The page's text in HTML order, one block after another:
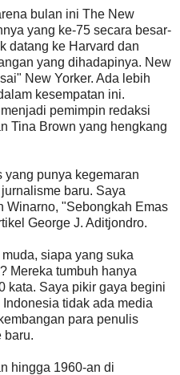
bulan ini The New
yang ke-75 secara besar-
datang ke Harvard dan
yang dihadapinya. New
New Yorker. Ada lebih
kesempatan ini.
pemimpin redaksi
Tina Brown yang hengkang
yang punya kegemaran
baru. Saya
Winarno, "Sebongkah Emas
George J. Aditjondro.
siapa yang suka
Mereka tumbuh hanya
kata. Saya pikir gaya begini
tidak ada media
para penulis
baru.
hingga 1960-an di